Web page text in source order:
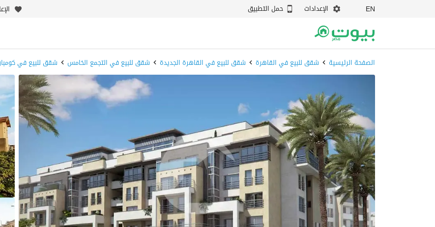
EN الإعدادات حمل التطبيق
الصفحة الرئيسية شقق للبيع في القاهرة شقق للبيع في القاهرة الجديدة شقق للبيع في التجمع الخامس شقق للبيع في